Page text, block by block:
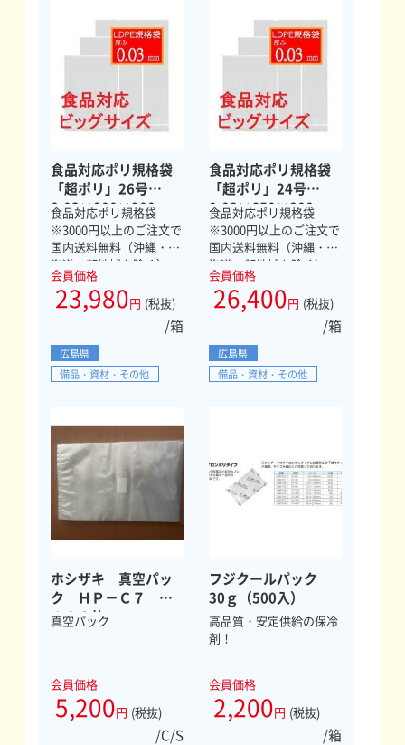
食品対応ポリ規格袋
「超ポリ」26号
0.03×800×900mm
400枚
食品対応ポリ規格袋
※3000円以上のご注文で
国内送料無料（沖縄・北
海道一部地域を除く）
会員価格
23,980円 (税抜)
/箱
広島県
備品・資材・その他
食品対応ポリ規格袋
「超ポリ」24号
0.03×650×800mm
600枚
食品対応ポリ規格袋
※3000円以上のご注文で
国内送料無料（沖縄・北
海道一部地域を除く）
会員価格
26,400円 (税抜)
/箱
広島県
備品・資材・その他
ホシザキ 真空パッ
ク ＨＰ－Ｃ７
１００枚
真空パック
会員価格
5,200円 (税抜)
/C/S
フジクールパック
30ｇ（500入）
高品質・安定供給の保冷
剤！
会員価格
2,200円 (税抜)
/箱